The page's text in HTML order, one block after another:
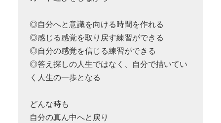
◎自分へと意識を向ける時間を作れる
◎感じる感覚を取り戻す練習ができる
◎自分の感覚を信じる練習ができる
◎答え探しの人生ではなく、自分で描いてい
く人生の一歩となる
どんな時も
自分の真ん中へと戻り